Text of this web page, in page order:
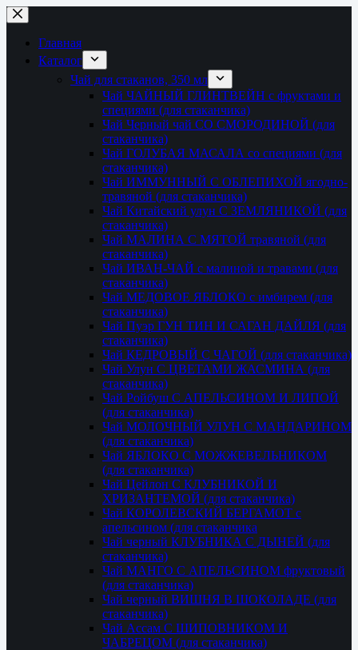
Перейти
к
сути
Главная
Каталог
Чай для стаканов, 350 мл
Чай ЧАЙНЫЙ ГЛИНТВЕЙН с фруктами и
специями (для стаканчика)
Чай Черный чай СО СМОРОДИНОЙ (для
стаканчика)
Чай ГОЛУБАЯ МАСАЛА со специями (для
стаканчика)
Чай ИММУННЫЙ С ОБЛЕПИХОЙ ягодно-
травяной (для стаканчика)
Чай Китайский улун С ЗЕМЛЯНИКОЙ (для
стаканчика)
Чай МАЛИНА С МЯТОЙ травяной (для
стаканчика)
Чай ИВАН-ЧАЙ с малиной и травами (для
стаканчика)
Чай МЕДОВОЕ ЯБЛОКО с имбирем (для
стаканчика)
Чай Пуэр ГУН ТИН И САГАН ДАЙЛЯ (для
стаканчика)
Чай КЕДРОВЫЙ С ЧАГОЙ (для стаканчика)
Чай Улун С ЦВЕТАМИ ЖАСМИНА (для
стаканчика)
Чай Ройбуш С АПЕЛЬСИНОМ И ЛИПОЙ
(для стаканчика)
Чай МОЛОЧНЫЙ УЛУН С МАНДАРИНОМ
(для стаканчика)
Чай ЯБЛОКО С МОЖЖЕВЕЛЬНИКОМ
(для стаканчика)
Чай Цейлон С КЛУБНИКОЙ И
ХРИЗАНТЕМОЙ (для стаканчика)
Чай КОРОЛЕВСКИЙ БЕРГАМОТ с
апельсином (для стаканчика
Чай черный КЛУБНИКА С ДЫНЕЙ (для
стаканчика)
Чай МАНГО С АПЕЛЬСИНОМ фруктовый
(для стаканчика)
Чай черный ВИШНЯ В ШОКОЛАДЕ (для
стаканчика)
Чай Ассам С ШИПОВНИКОМ И
ЧАБРЕЦОМ (для стаканчика)